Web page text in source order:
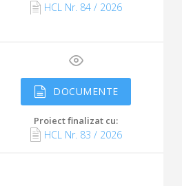
HCL Nr. 84/ 2026
DOCUMENTE
Proiect finalizat cu:
HCL Nr. 83 / 2026